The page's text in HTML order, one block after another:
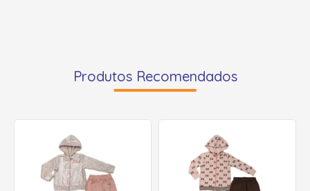
Produtos Recomendados